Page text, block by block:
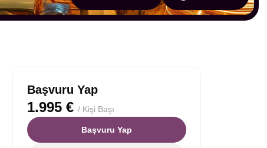
Başvuru Yap
1.995 € / Kişi Başı
Başvuru Yap